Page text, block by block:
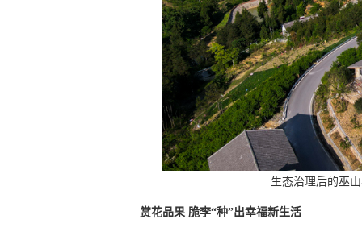
生态治理后的巫
赏花品果 脆李“种”出幸福新生活